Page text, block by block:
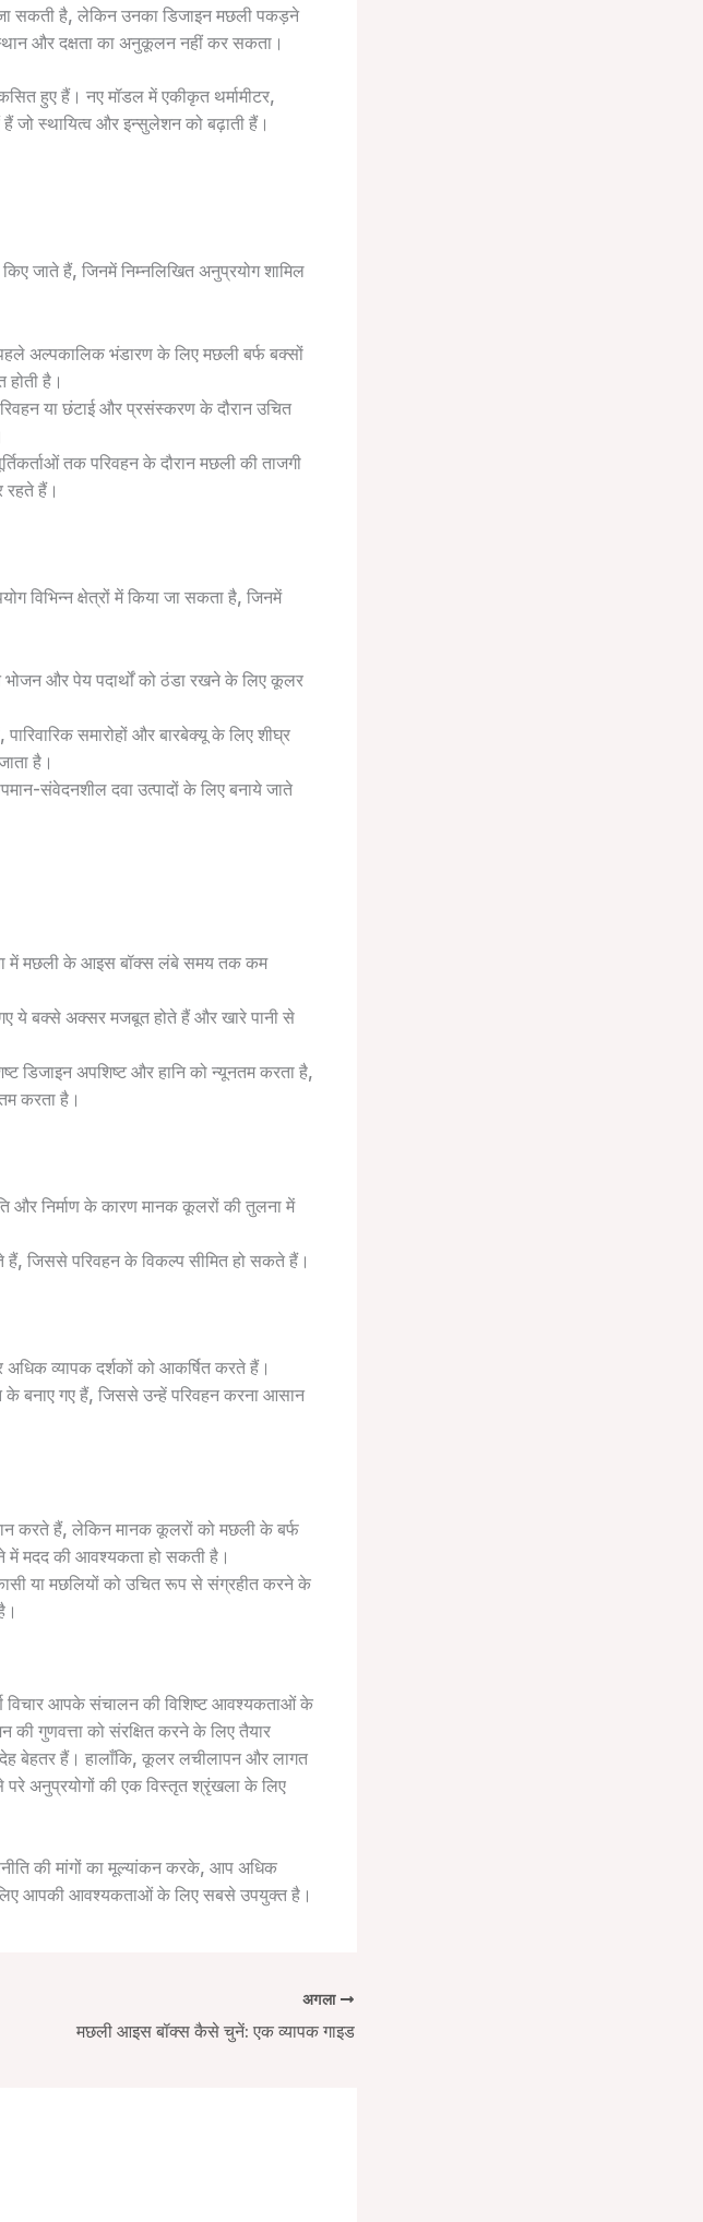
सकती है, लेकिन उनका डिजाइन मछली पकड़ने
और दक्षता का अनुकूलन नहीं कर सकता।
हुए हैं। नए मॉडल में एकीकृत थर्मामीटर,
जो स्थायित्व और इन्सुलेशन को बढ़ाती हैं।
जाते हैं, जिनमें निम्नलिखित अनुप्रयोग शामिल
अल्पकालिक भंडारण के लिए मछली बर्फ बक्सों
होती है।
या छंटाई और प्रसंस्करण के दौरान उचित
तक परिवहन के दौरान मछली की ताजगी
रहते हैं।
विभिन्न क्षेत्रों में किया जा सकता है, जिनमें
भोजन और पेय पदार्थों को ठंडा रखने के लिए कूलर
समारोहों और बारबेक्यू के लिए शीघ्र
है।
संवेदनशील दवा उत्पादों के लिए बनाये जाते
में मछली के आइस बॉक्स लंबे समय तक कम
ये बक्से अक्सर मजबूत होते हैं और खारे पानी से
डिजाइन अपशिष्ट और हानि को न्यूनतम करता है,
करता है।
और निर्माण के कारण मानक कूलरों की तुलना में
हैं, जिससे परिवहन के विकल्प सीमित हो सकते हैं।
व्यापक दर्शकों को आकर्षित करते हैं।
गए हैं, जिससे उन्हें परिवहन करना आसान
करते हैं, लेकिन मानक कूलरों को मछली के बर्फ
में मदद की आवश्यकता हो सकती है।
या मछलियों को उचित रूप से संग्रहीत करने के
आपके संचालन की विशिष्ट आवश्यकताओं के
की गुणवत्ता को संरक्षित करने के लिए तैयार
बेहतर हैं। हालाँकि, कूलर लचीलापन और लागत
अनुप्रयोगों की एक विस्तृत श्रृंखला के लिए
की मांगों का मूल्यांकन करके, आप अधिक
आपकी आवश्यकताओं के लिए सबसे उपयुक्त है।
अगला
मछली आइस बॉक्स कैसे चुनें: एक व्यापक गाइड